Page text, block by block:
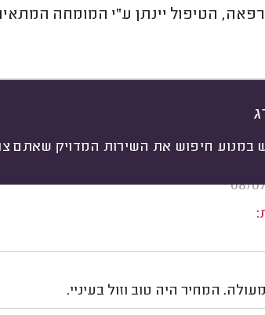
הטיפול יינתן ע"י המומחה
במנוע חיפוש את השירות המדויק שאתם
דעת מחירים ממוצע
שגרתיים
המחיר היה טוב וזול בעיניי.